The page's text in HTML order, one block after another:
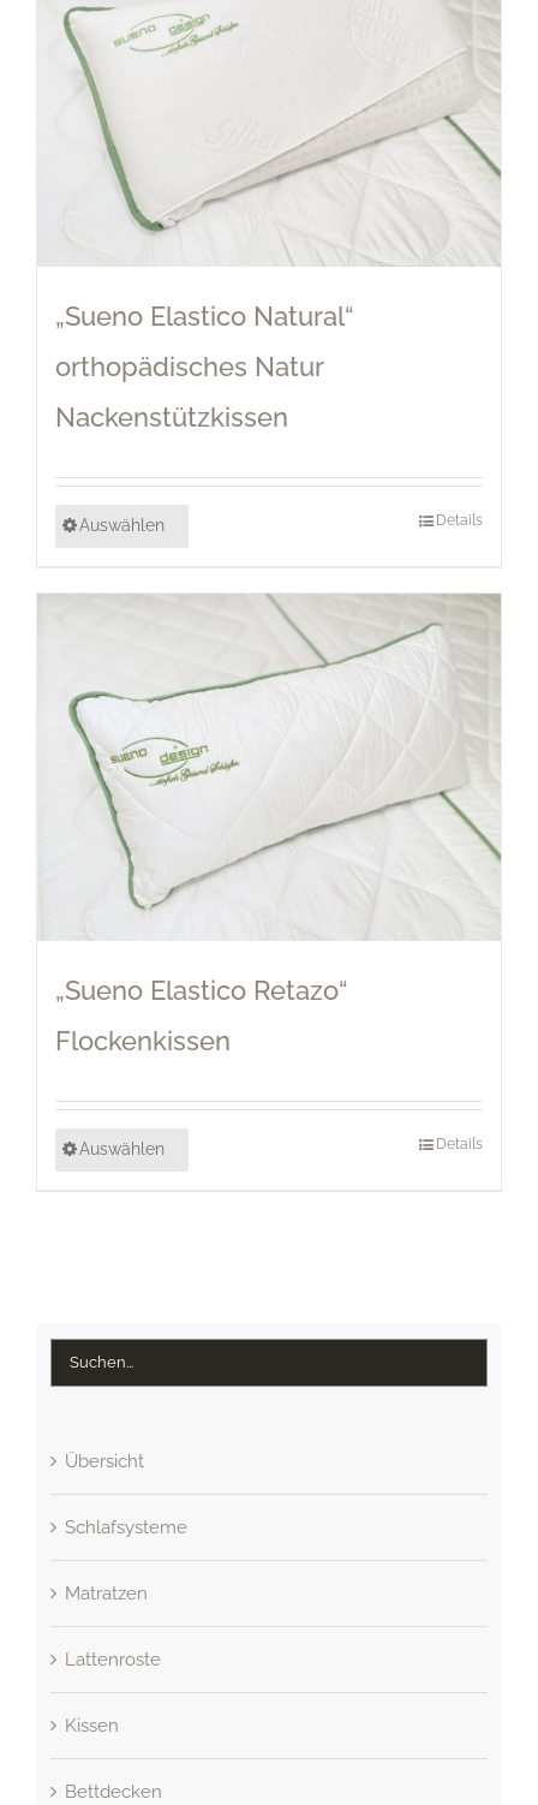
„Sueno Elastico Natural“
orthopädisches Natur
Nackenstützkissen
Auswählen Details
„Sueno Elastico Retazo“
Flockenkissen
Auswählen Details
Übersicht
Schlafsysteme
Matratzen
Lattenroste
Kissen
Bettdecken